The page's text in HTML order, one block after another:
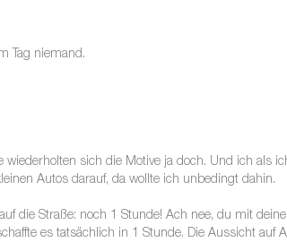
Tag niemand.
sich die Motive ja doch. Und ich als
Autos darauf, da wollte ich unbedingt dahin.
die Straße: noch 1 Stunde! Ach nee, du mit
es tatsächlich in 1 Stunde. Die Aussicht auf